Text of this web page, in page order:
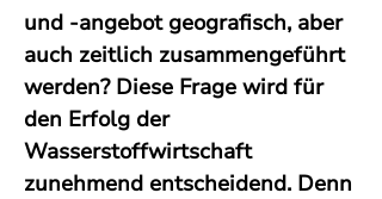
und -angebot geografisch, aber
auch zeitlich zusammengeführt
werden? Diese Frage wird für
den Erfolg der
Wasserstoffwirtschaft
zunehmend entscheidend. Denn